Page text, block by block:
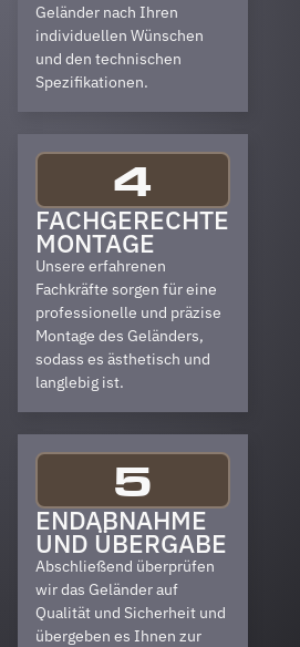
Geländer nach Ihren
individuellen Wünschen
und den technischen
Spezifikationen.
4
FACHGERECHTE
MONTAGE
Unsere erfahrenen
Fachkräfte sorgen für eine
professionelle und präzise
Montage des Geländers,
sodass es ästhetisch und
langlebig ist.
5
ENDABNAHME
UND ÜBERGABE
Abschließend überprüfen
wir das Geländer auf
Qualität und Sicherheit und
übergeben es Ihnen zur